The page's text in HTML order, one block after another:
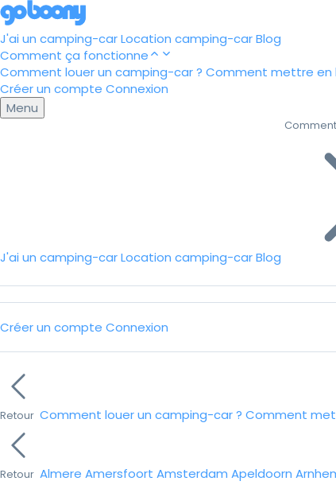
J'ai un camping-carLocation camping-carBlog
Comment ça fonctionne
Comment louer un camping-car ? Comment mettre en
Créer un compte Connexion
Menu
J'ai un camping-carLocation camping-carBlog
Créer un compte Connexion
Retour Comment louer un camping-car ? Comment
Retour Almere Amersfoort Amsterdam Apeldoorn